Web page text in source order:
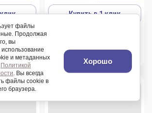
Купить в 1 клик
В избранное
файлы
Продолжая
вы
и метаданных
Политикой
. Вы всегда
файлы cookie в
браузера.
Хорошо